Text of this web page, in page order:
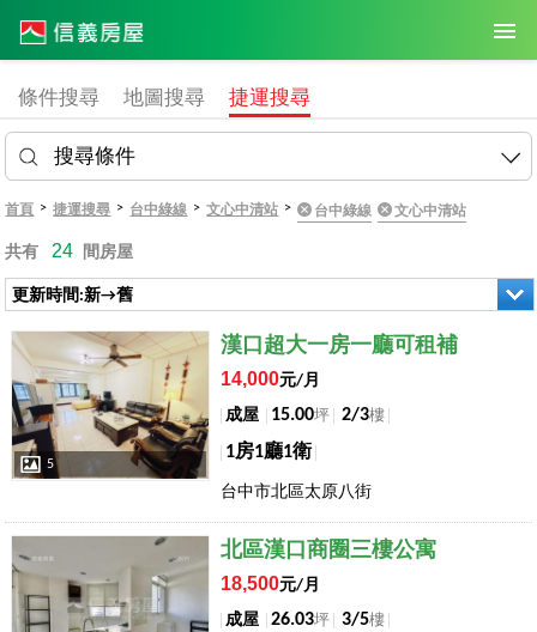
條件搜尋 地圖搜尋 捷運搜尋
搜尋條件
首頁 > 捷運搜尋 > 台中綠線 > 文心中清站 > 台中綠線 文心中清站
共有 24 間房屋
更新時間:新→舊
店長推薦
5
漢口超大一房一廳可租補
14,000元/月
成屋
15.00坪 2/3樓
1房1廳1衛
台中市北區太原八街
北區漢口商圈三樓公寓
18,500元/月
成屋
26.03坪 3/5樓